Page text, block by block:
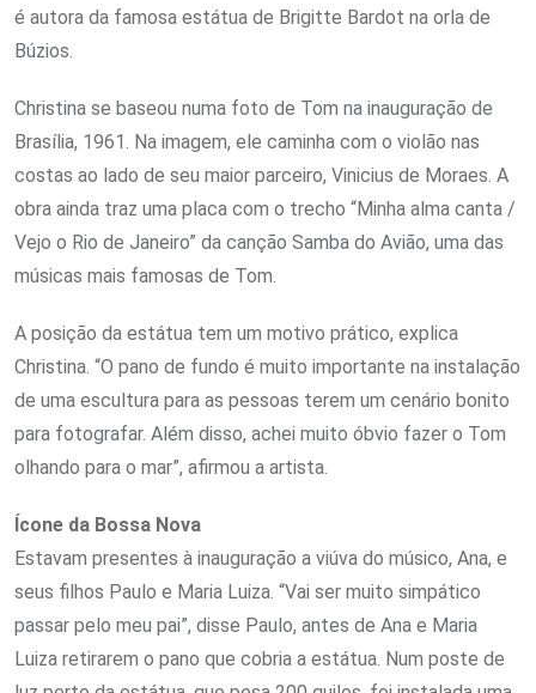
é autora da famosa estátua de Brigitte Bardot na orla de
Búzios.
Christina se baseou numa foto de Tom na inauguração de
Brasília, 1961. Na imagem, ele caminha com o violão nas
costas ao lado de seu maior parceiro, Vinicius de Moraes. A
obra ainda traz uma placa com o trecho “Minha alma canta /
Vejo o Rio de Janeiro” da canção Samba do Avião, uma das
músicas mais famosas de Tom.
A posição da estátua tem um motivo prático, explica
Christina. “O pano de fundo é muito importante na instalação
de uma escultura para as pessoas terem um cenário bonito
para fotografar. Além disso, achei muito óbvio fazer o Tom
olhando para o mar”, afirmou a artista.
Ícone da Bossa Nova
Estavam presentes à inauguração a viúva do músico, Ana, e
seus filhos Paulo e Maria Luiza. “Vai ser muito simpático
passar pelo meu pai”, disse Paulo, antes de Ana e Maria
Luiza retirarem o pano que cobria a estátua. Num poste de